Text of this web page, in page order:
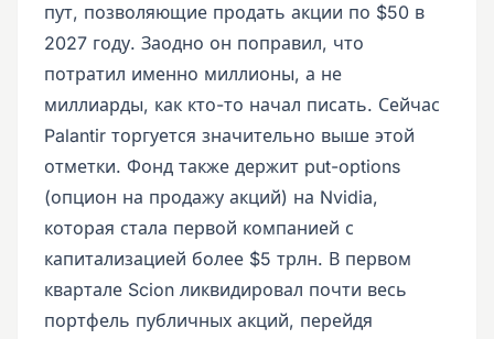
пут, позволяющие продать акции по $50 в
2027 году. Заодно он поправил, что
потратил именно миллионы, а не
миллиарды, как кто-то начал писать. Сейчас
Palantir торгуется значительно выше этой
отметки. Фонд также держит put-options
(опцион на продажу акций) на Nvidia,
которая стала первой компанией с
капитализацией более $5 трлн. В первом
квартале Scion ликвидировал почти весь
портфель публичных акций, перейдя